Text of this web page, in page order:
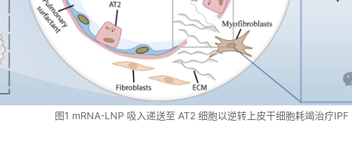
图1 mRNA-LNP 吸入递送至 AT2 细胞以逆转上皮干细胞耗竭治疗IPF